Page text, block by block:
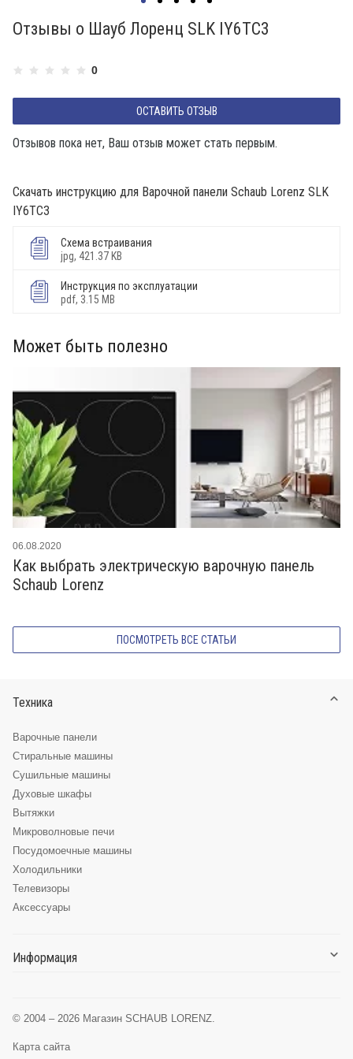
Отзывы о Шауб Лоренц SLK IY6TC3
ОСТАВИТЬ ОТЗЫВ
0
Отзывов пока нет, Ваш отзыв может стать первым.
Скачать инструкцию для Варочной панели Schaub Lorenz SLK
IY6TC3
Схема встраивания
jpg, 421.37 KB
Инструкция по эксплуатации
pdf, 3.15 MB
Может быть полезно
ПОСМОТРЕТЬ ВСЕ СТАТЬИ
Как выбрать электрическую варочную панель
Schaub Lorenz
06.08.2020
Техника
Варочные панели
Стиральные машины
Сушильные машины
Духовые шкафы
Вытяжки
Микроволновые печи
Посудомоечные машины
Холодильники
Телевизоры
Аксессуары
Информация
Доставка и оплата
Сервис
© 2004 – 2026 Магазин SCHAUB LORENZ.
Карта сайта